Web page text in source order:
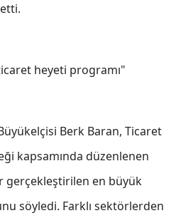
heyeti programı"
Berk Baran, Ticaret
kapsamında düzenlenen
gerçekleştirilen en büyük
söyledi. Farklı sektörlerden